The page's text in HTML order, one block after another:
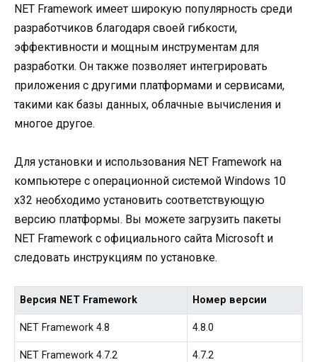
NET Framework имеет широкую популярность среди
разработчиков благодаря своей гибкости,
эффективности и мощным инструментам для
разработки. Он также позволяет интегрировать
приложения с другими платформами и сервисами,
такими как базы данных, облачные вычисления и
многое другое.
Для установки и использования NET Framework на
компьютере с операционной системой Windows 10
x32 необходимо установить соответствующую
версию платформы. Вы можете загрузить пакеты
NET Framework с официального сайта Microsoft и
следовать инструкциям по установке.
Версия NET Framework Номер версии
NET Framework 4.8 4.8.0
NET Framework 4.7.2 4.7.2